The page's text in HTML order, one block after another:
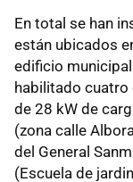
En total se han
están ubicados
edificio
habilitado cuatro
de 28 kW de
(zona calle
del General
(Escuela de